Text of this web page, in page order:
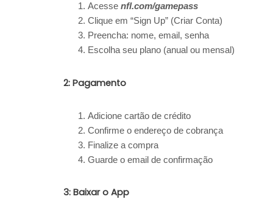
Acesse nfl.com/gamepass
Clique em “Sign Up” (Criar Conta)
Preencha: nome, email, senha
Escolha seu plano (anual ou mensal)
2: Pagamento
Adicione cartão de crédito
Confirme o endereço de cobrança
Finalize a compra
Guarde o email de confirmação
3: Baixar o App